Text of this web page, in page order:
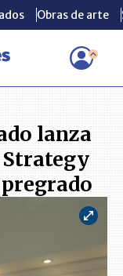
Obras de arte
lanza
Obras de arte
lanza